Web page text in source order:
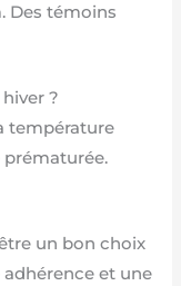
Des témoins
?
température
prématurée.
un bon choix
et une